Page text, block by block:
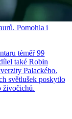
Pomohla i
téměř 99
také Robin
Palackého.
světlušek poskytlo
živočichů.